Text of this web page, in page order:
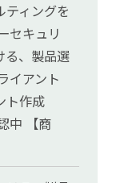
ティングを
セキュリ
る、製品選
イアント
ト作成
中 【商